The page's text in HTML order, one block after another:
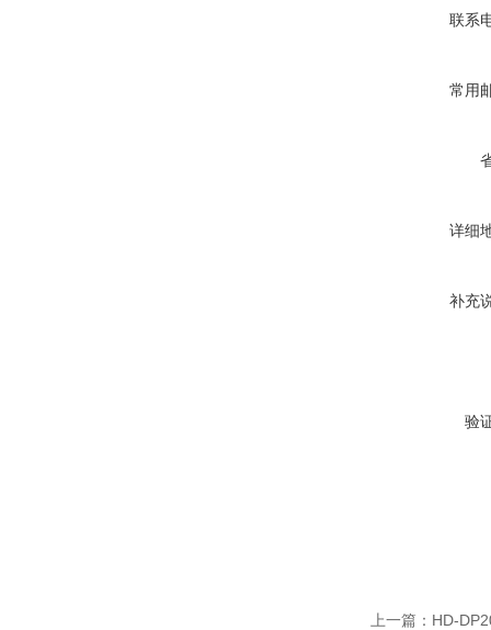
联系
常用
详细
补充
验
上一篇： HD-